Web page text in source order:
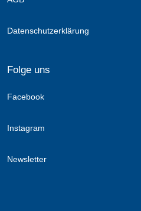
Datenschutzerklärung
Folge uns
Facebook
Instagram
Newsletter